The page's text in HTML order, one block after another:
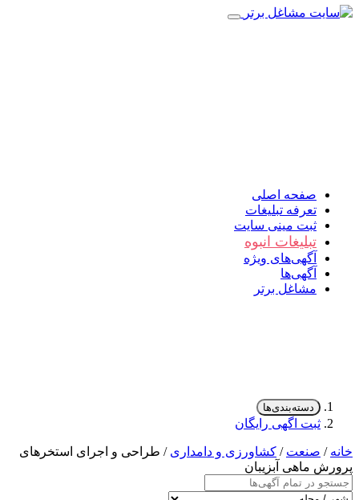
صفحه اصلی
تعرفه تبلیغات
ثبت مینی سایت
تبلیغات انبوه
آگهی‌های ویژه
آگهی‌ها
مشاغل برتر
دسته‌بندی‌ها
ثبت اگهی رایگان
/صنعت/کشاورزی و دامداری/ طراحی و اجرای استخرهای
ماهی آبزیبان